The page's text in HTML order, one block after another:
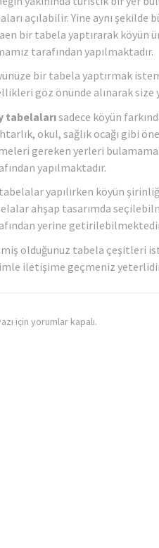
açılabilir. Yine aynı şekilde
bir tabela yaptırarak köyün
tarafından yapılmaktadır.
bir tabela yaptırmak
göz önünde alınarak size
tabelalarısadece köyün
okul, sağlık ocağı gibi
gereken yerleri
yapılmaktadır.
yapılırken köyün
ahşap tasarımda
yerine
olduğunuz tabela çeşitleri
iletişime geçmeniz
için yorumlar kapalı.